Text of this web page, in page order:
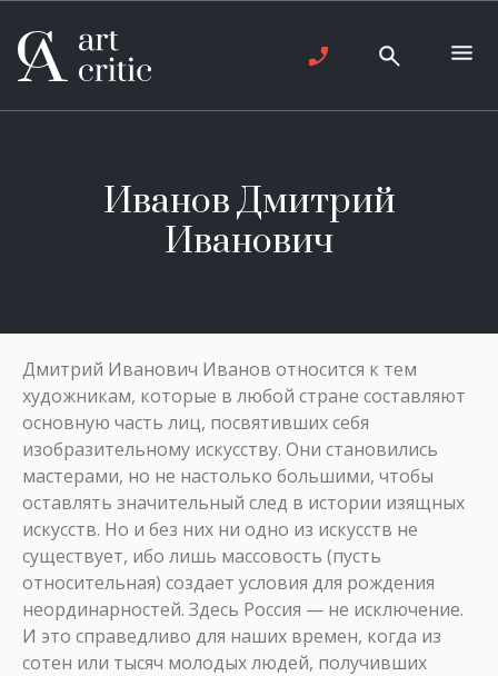
Иванов Дмитрий
Иванович
Дмитрий Иванович Иванов относится к тем
художникам, которые в любой стране составляют
основную часть лиц, посвятивших себя
изобразительному искусству. Они становились
мастерами, но не настолько большими, чтобы
оставлять значительный след в истории изящных
искусств. Но и без них ни одно из искусств не
существует, ибо лишь массовость (пусть
относительная) создает условия для рождения
неординарностей. Здесь Россия — не исключение.
И это справедливо для наших времен, когда из
сотен или тысяч молодых людей, получивших